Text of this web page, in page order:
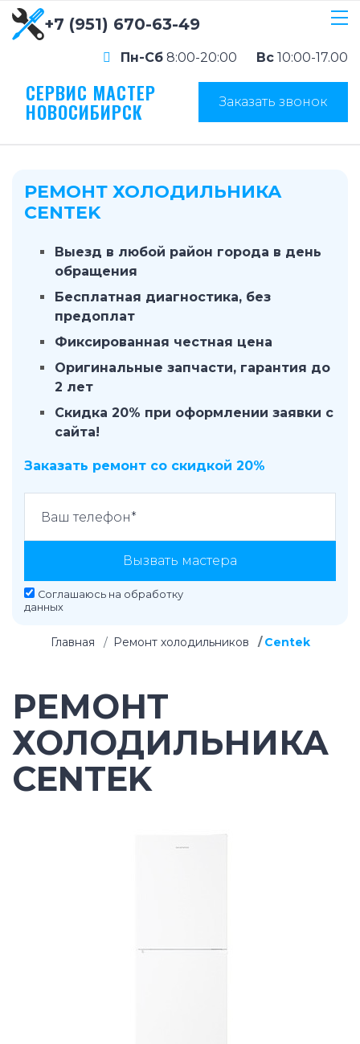
+7 (951) 670-63-49
Пн-Сб 8:00-20:00 Вс 10:00-17.00
СЕРВИС МАСТЕР
НОВОСИБИРСК Заказать звонок
РЕМОНТ ХОЛОДИЛЬНИКА
CENTEK
Выезд в любой район города в день
обращения
Бесплатная диагностика, без
предоплат
Фиксированная честная цена
Оригинальные запчасти, гарантия до
2 лет
Скидка 20% при оформлении заявки с
сайта!
Заказать ремонт со скидкой 20%
Вызвать мастера
Соглашаюсь на обработку
данных
Главная Ремонт холодильников Centek
РЕМОНТ
ХОЛОДИЛЬНИКА
CENTEK